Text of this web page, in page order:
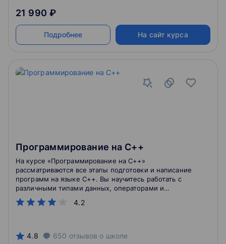
21 990 ₽
Подробнее На сайт курса
Программирование на С++
4.2
На курсе «Программирование на С++»
рассматриваются все этапы подготовки и написание
программ на языке C++. Вы научитесь работать с
различными типами данных, операторами и
функциями С++, производить инкапсуляцию,
использовать конструкторы и деструкторы. Освоите
4.8 650 отзывов о школе